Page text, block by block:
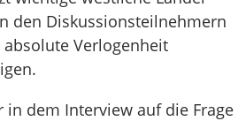
den Diskussionsteilnehmern
Verlogenheit
in dem Interview auf die Frage